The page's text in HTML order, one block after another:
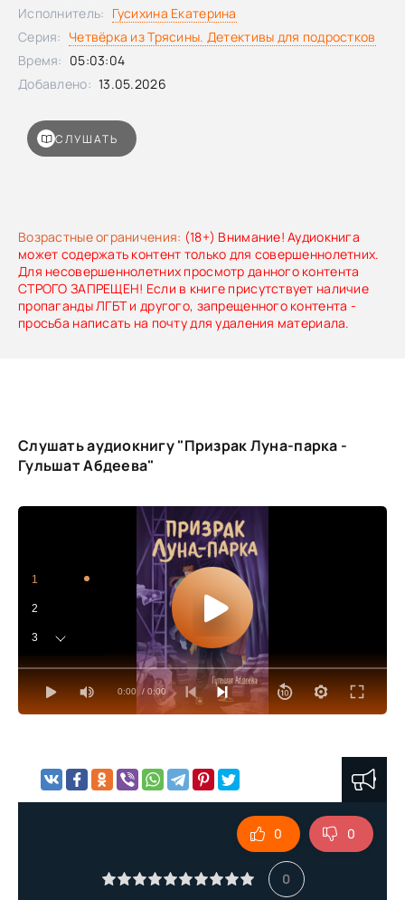
Возрастные ограничения: (18+) Внимание! Аудиокнига
может содержать контент только для совершеннолетних.
Для несовершеннолетних просмотр данного контента
СТРОГО ЗАПРЕЩЕН! Если в книге присутствует наличие
пропаганды ЛГБТ и другого, запрещенного контента -
просьба написать на почту для удаления материала.
СЛУШАТЬ
Исполнитель: Гусихина Екатерина
Серия: Четвёрка из Трясины. Детективы для подростков
Время: 05:03:04
Добавлено: 13.05.2026
Слушать аудиокнигу "Призрак Луна-парка -
Гульшат Абдеева"
0:00 / 0:00
1
2
3
4
0
0 0